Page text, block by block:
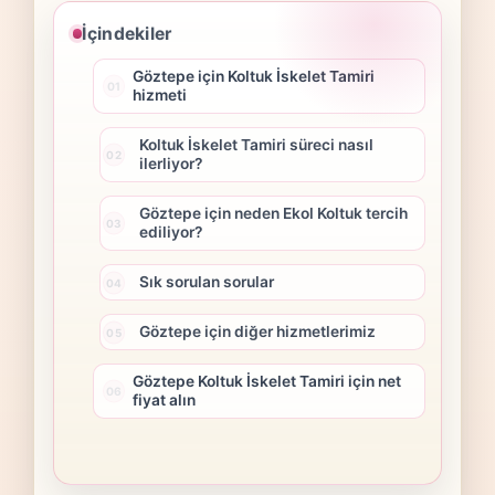
İçindekiler
Göztepe için Koltuk İskelet Tamiri
hizmeti
Koltuk İskelet Tamiri süreci nasıl
ilerliyor?
Göztepe için neden Ekol Koltuk tercih
ediliyor?
Sık sorulan sorular
Göztepe için diğer hizmetlerimiz
Göztepe Koltuk İskelet Tamiri için net
fiyat alın